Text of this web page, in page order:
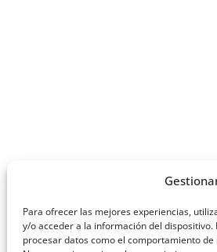
Para ofrecer las mejores experiencias,
y/o acceder a la información del
procesar datos como el comportamiento